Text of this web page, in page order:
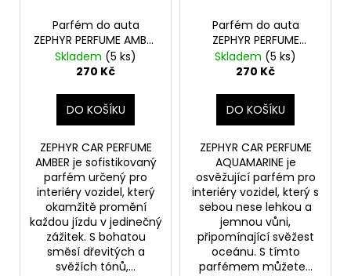
Parfém do auta
ZEPHYR PERFUME AMBER
50 ml
Skladem (5 ks)
270 Kč
DO KOŠÍKU
ZEPHYR CAR PERFUME
AMBER je sofistikovaný
parfém určený pro
interiéry vozidel, který
okamžitě promění
každou jízdu v jedinečný
zážitek. S bohatou
směsí dřevitých a
svěžích tónů,...
Parfém do auta
ZEPHYR PERFUME
AQUAMARINE 50 ml
Skladem (5 ks)
270 Kč
DO KOŠÍKU
ZEPHYR CAR PERFUME
AQUAMARINE je
osvěžující parfém pro
interiéry vozidel, který s
sebou nese lehkou a
jemnou vůni,
připomínající svěžest
oceánu. S tímto
parfémem můžete...